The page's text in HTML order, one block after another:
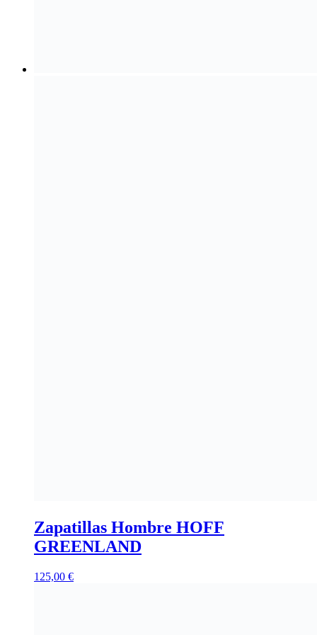
Zapatillas Hombre HOFF
GREENLAND
125,00 €